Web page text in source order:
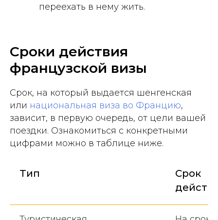
переехать в нему жить.
Сроки действия
французской визы
Срок, на который выдается шенгенская
или национальная виза во Францию,
зависит, в первую очередь, от цели вашей
поездки. Ознакомиться с конкретными
цифрами можно в таблице ниже.
Тип
Срок